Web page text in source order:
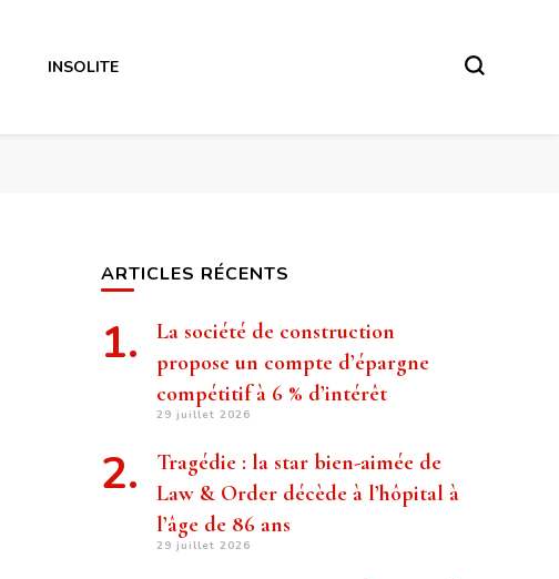
INSOLITE
ARTICLES RÉCENTS
La société de construction
propose un compte d’épargne
compétitif à 6 % d’intérêt
29 juillet 2026
Tragédie : la star bien-aimée de
Law & Order décède à l’hôpital à
l’âge de 86 ans
29 juillet 2026